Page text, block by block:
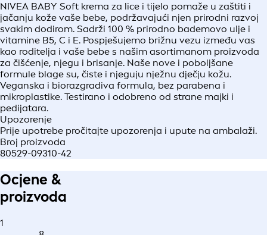
NIVEA BABY Soft krema za lice i tijelo pomaže u zaštiti i
jačanju kože vaše bebe, podržavajući njen prirodni razvoj
svakim dodirom. Sadrži 100 % prirodno bademovo ulje i
vitamine B5, C i E. Pospješujemo brižnu vezu između vas
kao roditelja i vaše bebe s našim asortimanom proizvoda
za čišćenje, njegu i brisanje. Naše nove i poboljšane
formule blage su, čiste i njeguju nježnu dječju kožu.
Veganska i biorazgradiva formula, bez parabena i
mikroplastike. Testirano i odobreno od strane majki i
pedijatara.
Upozorenje
Prije upotrebe pročitajte upozorenja i upute na ambalaži.
Broj proizvoda
80529-09310-42
Ocjene &
proizvoda
1